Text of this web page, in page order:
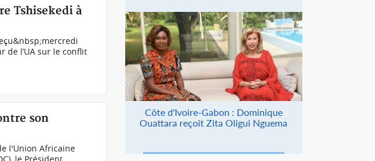
Tshisekedi à
de l’UA sur le conflit
son
l'Union Africaine
Côte d'Ivoire-Gabon : Dominique
Ouattara reçoit Zita Oligui Nguema